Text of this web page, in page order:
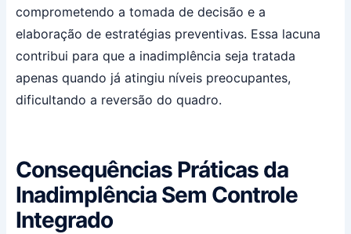
comprometendo a tomada de decisão e a
elaboração de estratégias preventivas. Essa lacuna
contribui para que a inadimplência seja tratada
apenas quando já atingiu níveis preocupantes,
dificultando a reversão do quadro.
Consequências Práticas da
Inadimplência Sem Controle
Integrado